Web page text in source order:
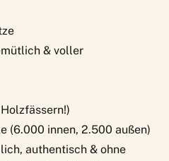
& voller
(6.000 innen, 2.500 außen)
authentisch & ohne